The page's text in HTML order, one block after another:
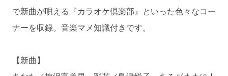
で新曲が唄える『カラオケ倶楽部』といった色々なコー
ナーを収録。音楽マメ知識付きです。
【新曲】